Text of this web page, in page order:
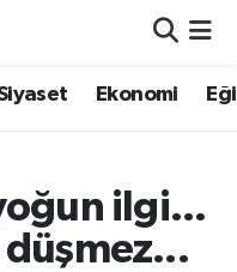
Ekonomi
ilgi...
düşmez...